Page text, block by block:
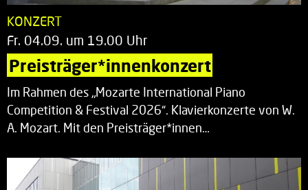
KONZERT
Fr. 04.09. um 19.00 Uhr
Preisträger*innenkonzert
Im Rahmen des „Mozarte International Piano
Competition & Festival 2026“. Klavierkonzerte von W.
A. Mozart. Mit den Preisträger*innen…